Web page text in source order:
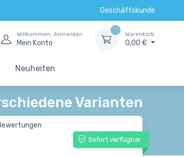
Geschäftskunde
Willkommen, Anmelden
Mein Konto
Warenkorb
0,00 €
Neuheiten
Varianten
Sofort verfügbar